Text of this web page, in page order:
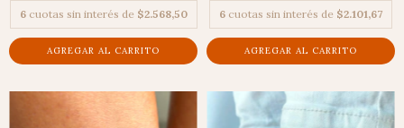
6 cuotas sin interés de $2.568,50 6 cuotas sin interés de $2.101,67